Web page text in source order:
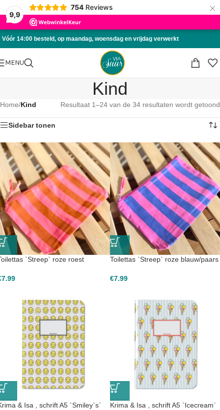
9,9
754 Reviews ×
Skip to navigation
Skip to main content
Vóór 14:00 besteld, op maandag, woensdag en vrijdag verwerkt
MENU
Kind
Home/Kind Resultaat 1–24 van de 34 resultaten wordt getoond
Sidebar tonen
`Streep` roze roest
7.99
Toilettas `Streep` roze blauw/paars
€7.99
& Isa , schrift A5 `Smiley`s`
Krima & Isa , schrift A5 `Icecream`